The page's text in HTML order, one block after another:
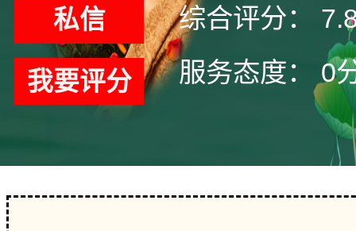
私信
我要评分
综合评分：
服务态度：
0